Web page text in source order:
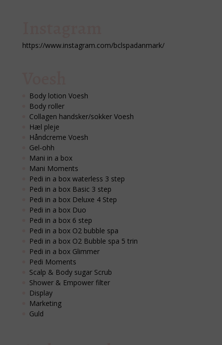
https://www.instagram.com/bclspadanmark/
Body lotion Voesh
Body roller
Collagen handsker/sokker Voesh
Hæl pleje
Håndcreme Voesh
Gel-ohh
Mani in a box
Mani Moments
Pedi in a box waterless 3 step
Pedi in a box Basic 3 step
Pedi in a box Deluxe 4 Step
Pedi in a box Duo
Pedi in a box 6 step
Pedi in a box O2 bubble spa
Pedi in a box O2 Bubble spa 5 trin
Pedi in a box Glimmer
Pedi Moments
Scalp & Body sugar Scrub
Shower & Empower filter
Display
Marketing
Guld